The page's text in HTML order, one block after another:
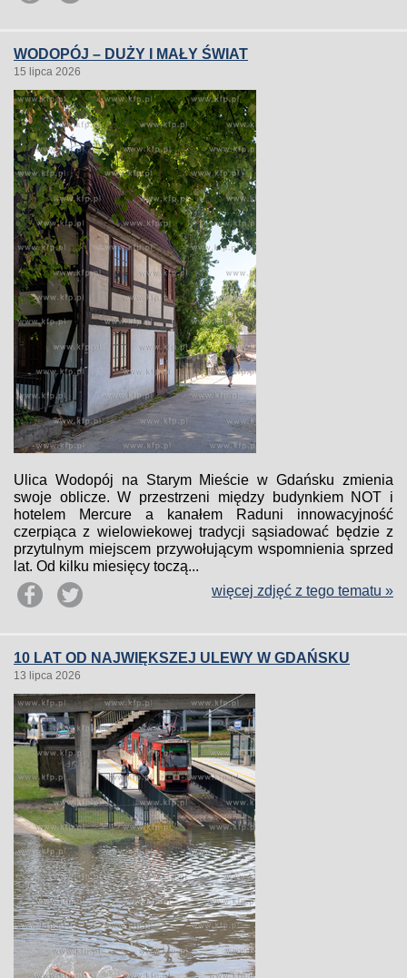
WODOPÓJ – DUŻY I MAŁY ŚWIAT
15 lipca 2026
Ulica Wodopój na Starym Mieście w Gdańsku zmienia
swoje oblicze. W przestrzeni między budynkiem NOT i
hotelem Mercure a kanałem Raduni innowacyjność
czerpiąca z wielowiekowej tradycji sąsiadować będzie z
przytulnym miejscem przywołującym wspomnienia sprzed
lat. Od kilku miesięcy toczą...
więcej zdjęć z tego tematu »
10 LAT OD NAJWIĘKSZEJ ULEWY W GDAŃSKU
13 lipca 2026